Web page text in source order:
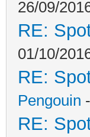
26/09/
RE:
01/10/
RE:
Pengouin
RE: